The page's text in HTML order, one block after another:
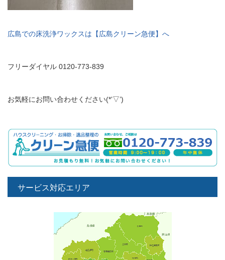
広島での床洗浄ワックスは【広島クリーン急便】へ
フリーダイヤル 0120-773-839
お気軽にお問い合わせください(*’▽’)
サービス対応エリア